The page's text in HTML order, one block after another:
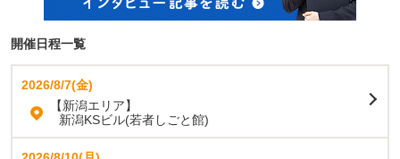
開催日程一覧
2026/8/7(金)
【新潟エリア】
新潟KSビル(若者しごと館)